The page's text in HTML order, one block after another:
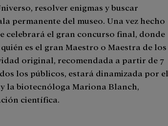
resolver enigmas y buscar
permanente del museo. Una vez hecho
celebrará el gran concurso final, donde
es el gran Maestro o Maestra de los
original, recomendada a partir de 7
los públicos, estará dinamizada por el
la biotecnóloga Mariona Blanch,
científica.